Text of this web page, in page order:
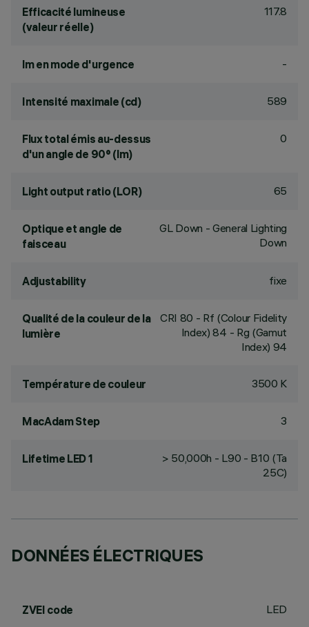
Efficacité lumineuse
(valeur réelle)
117.8
lm en mode d'urgence -
Intensité maximale (cd) 589
Flux total émis au-dessus
d'un angle de 90° (lm)
0
Light output ratio (LOR) 65
Optique et angle de
faisceau
GL Down - General Lighting
Down
Adjustability fixe
Qualité de la couleur de la
lumière
CRI 80 - Rf (Colour Fidelity
Index) 84 - Rg (Gamut
Index) 94
Température de couleur 3500 K
MacAdam Step 3
Lifetime LED 1
> 50,000h - L90 - B10 (Ta
25C)
DONNÉES ÉLECTRIQUES
ZVEI code LED